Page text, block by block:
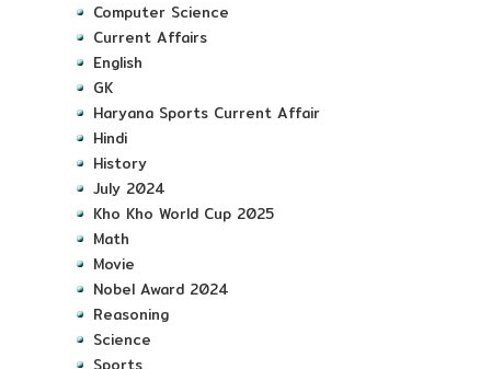
Computer Science
Current Affairs
English
GK
Haryana Sports Current Affair
Hindi
History
July 2024
Kho Kho World Cup 2025
Math
Movie
Nobel Award 2024
Reasoning
Science